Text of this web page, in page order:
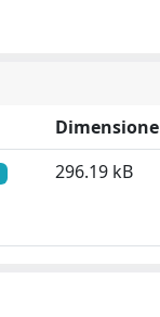
Dimensione
296.19 kB